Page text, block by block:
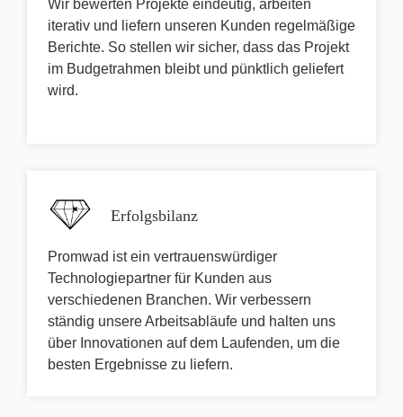
Wir bewerten Projekte eindeutig, arbeiten
iterativ und liefern unseren Kunden regelmäßige
Berichte. So stellen wir sicher, dass das Projekt
im Budgetrahmen bleibt und pünktlich geliefert
wird.
Erfolgsbilanz
Promwad ist ein vertrauenswürdiger
Technologiepartner für Kunden aus
verschiedenen Branchen. Wir verbessern
ständig unsere Arbeitsabläufe und halten uns
über Innovationen auf dem Laufenden, um die
besten Ergebnisse zu liefern.